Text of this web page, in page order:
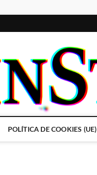
POLÍTICA DE COOKIES (UE)